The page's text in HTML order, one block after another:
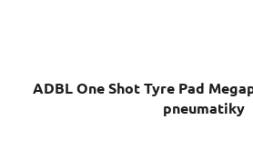
ADBL One Shot Tyre Pad
pneumatiky